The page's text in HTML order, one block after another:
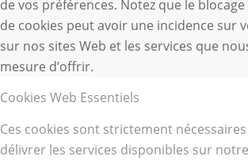
de vos préférences. Notez que le
de cookies peut avoir une incidence sur
sur nos sites Web et les services que
mesure d’offrir.
Cookies Web Essentiels
Ces cookies sont strictement
délivrer les services disponibles sur